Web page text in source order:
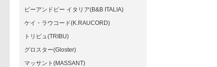
ビーアンドビー イタリア(B&B ITALIA)
ケイ・ラウコード(K.RAUCORD)
トリビュ(TRIBU)
グロスター(Gloster)
マッサント(MASSANT)